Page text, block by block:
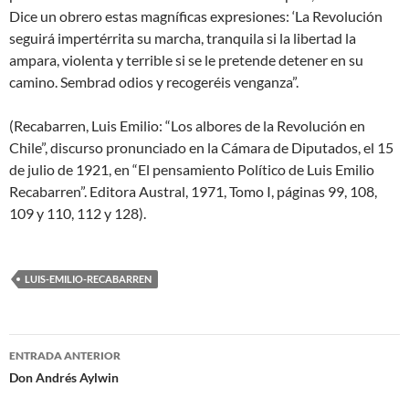
Dice un obrero estas magníficas expresiones: ‘La Revolución
seguirá impertérrita su marcha, tranquila si la libertad la
ampara, violenta y terrible si se le pretende detener en su
camino. Sembrad odios y recogeréis venganza”.
(Recabarren, Luis Emilio: “Los albores de la Revolución en
Chile”, discurso pronunciado en la Cámara de Diputados, el 15
de julio de 1921, en “El pensamiento Político de Luis Emilio
Recabarren”. Editora Austral, 1971, Tomo I, páginas 99, 108,
109 y 110, 112 y 128).
LUIS-EMILIO-RECABARREN
Navegador
de
ENTRADA ANTERIOR
Don Andrés Aylwin